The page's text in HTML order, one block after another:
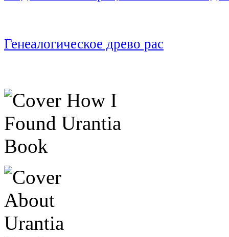
Генеалогическое древо рас